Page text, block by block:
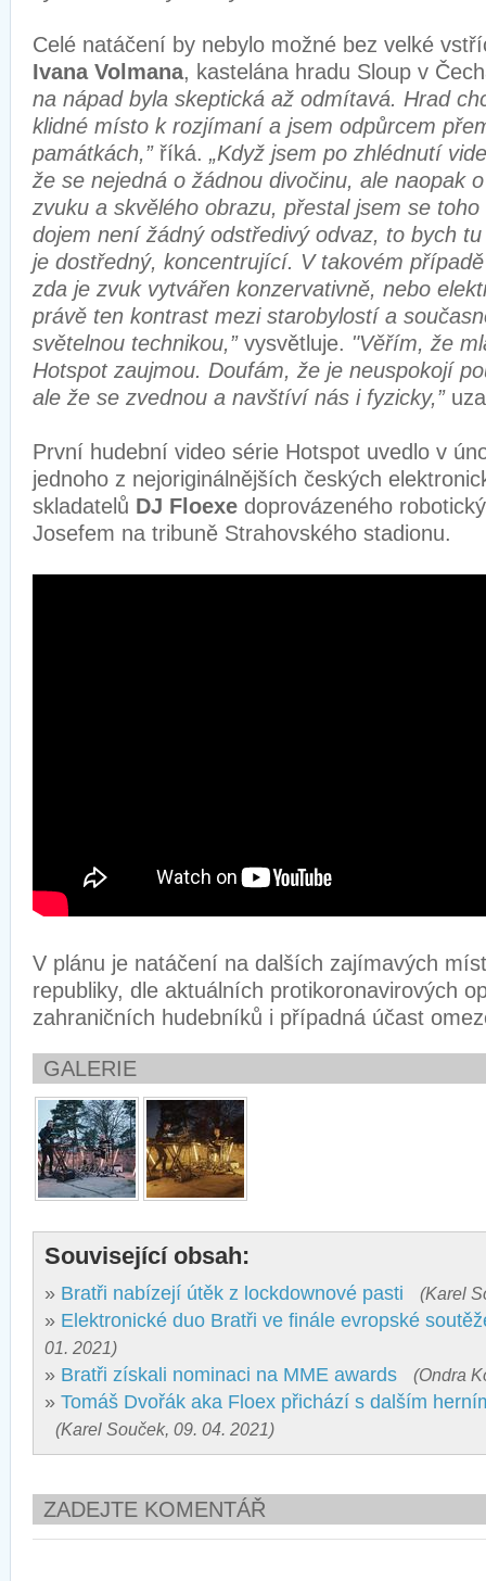
Celé natáčení by nebylo možné bez velké
Ivana Volmana, kastelána hradu Sloup v
na nápad byla skeptická až odmítavá. Hrad
klidné místo k rozjímaní a jsem odpůrcem
památkách,”říká. „Když jsem po zhlédnutí
že se nejedná o žádnou divočinu, ale naopak
zvuku a skvělého obrazu, přestal jsem se
dojem není žádný odstředivý odvaz, to bych
je dostředný, koncentrující. V takovém
zda je zvuk vytvářen konzervativně, nebo
právě ten kontrast mezi starobylostí a
světelnou technikou,”vysvětluje. "Věřím, že
Hotspot zaujmou. Doufám, že je neuspokojí
ale že se zvednou a navštíví nás i fyzicky,”
První hudební video série Hotspot uvedlo v
jednoho z nejoriginálnějších českých
skladatelů DJ Floexe doprovázeného
Josefem na tribuně Strahovského stadionu.
V plánu je natáčení na dalších zajímavých
republiky, dle aktuálních protikoronavirových
zahraničních hudebníků i případná účast
GALERIE
Související obsah:
» Bratři nabízejí útěk z lockdownové pasti (Karel
» Elektronické duo Bratři ve finále evropské
01. 2021)
» Bratři získali nominaci na MME awards (Ondra
» Tomáš Dvořák aka Floex přichází s dalším
(Karel Souček, 09. 04. 2021)
ZADEJTE KOMENTÁŘ